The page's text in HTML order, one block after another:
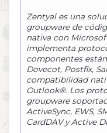
Zentyal es una
groupware de
nativa con
implementa
componentes
Dovecot, Postfix,
compatibilidad
Outlook®. Los
groupware
ActiveSync, EWS,
CardDAV y Active